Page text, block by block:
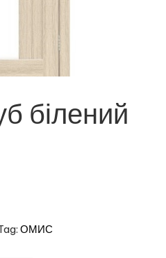
білений
ОМИС